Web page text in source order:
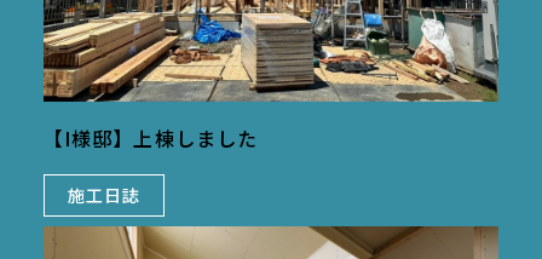
【I様邸】上棟しました
施工日誌